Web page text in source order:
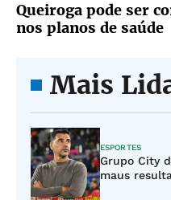
Queiroga pode ser
nos planos de saúde
Mais
ESPORTES
Grupo City
maus